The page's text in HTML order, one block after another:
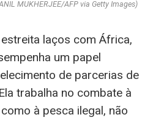
MUKHERJEE/AFP via Getty Images)
laços com África,
um papel
de parcerias de
trabalha no combate à
à pesca ilegal, não